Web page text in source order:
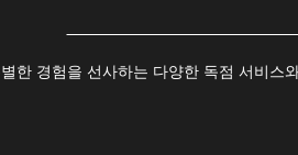
한 경험을 선사하는 다양한 독점 서비스